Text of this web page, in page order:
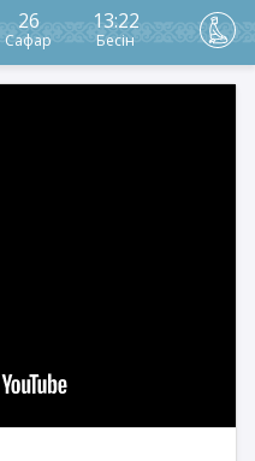
26
Сафар
13:22
Бесін